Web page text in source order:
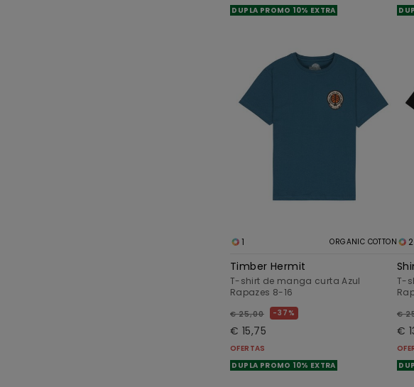
DUPLA PROMO 10% EXTRA
1 ORGANIC COTTON
Timber Hermit
T-shirt de manga curta Azul
Rapazes 8-16
€ 25,00 37%
€ 15,75
OFERTAS
DUPLA PROMO 10% EXTRA
2
T-
€
€